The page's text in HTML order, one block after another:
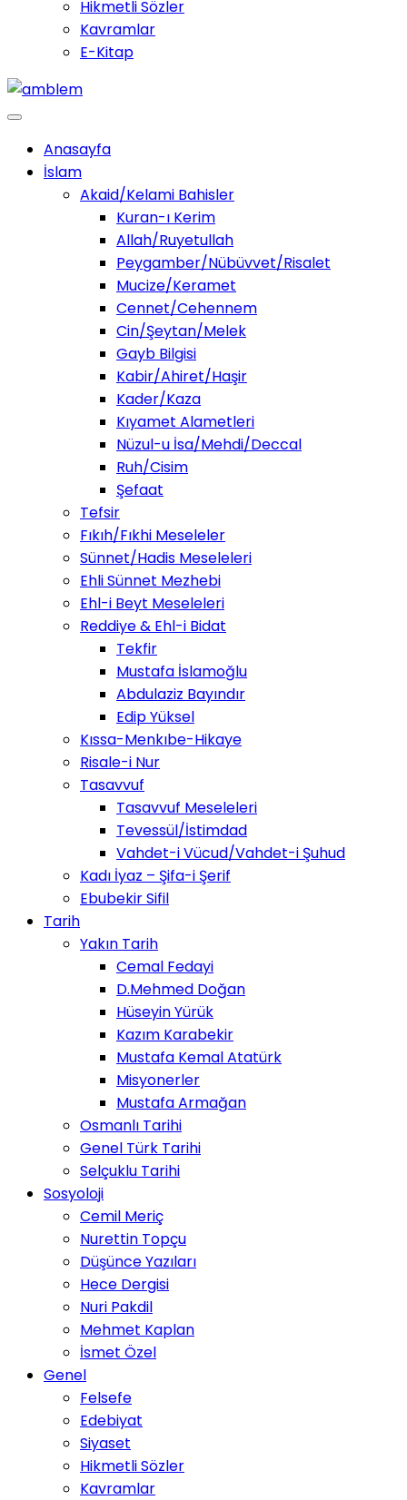
Hikmetli Sözler
Kavramlar
E-Kitap
Anasayfa
İslam
Akaid/Kelami Bahisler
Kuran-ı Kerim
Allah/Ruyetullah
Peygamber/Nübüvvet/Risalet
Mucize/Keramet
Cennet/Cehennem
Cin/Şeytan/Melek
Gayb Bilgisi
Kabir/Ahiret/Haşir
Kader/Kaza
Kıyamet Alametleri
Nüzul-u İsa/Mehdi/Deccal
Ruh/Cisim
Şefaat
Tefsir
Fıkıh/Fıkhi Meseleler
Sünnet/Hadis Meseleleri
Ehli Sünnet Mezhebi
Ehl-i Beyt Meseleleri
Reddiye & Ehl-i Bidat
Tekfir
Mustafa İslamoğlu
Abdulaziz Bayındır
Edip Yüksel
Kıssa-Menkıbe-Hikaye
Risale-i Nur
Tasavvuf
Tasavvuf Meseleleri
Tevessül/İstimdad
Vahdet-i Vücud/Vahdet-i Şuhud
Kadı İyaz – Şifa-i Şerif
Ebubekir Sifil
Tarih
Yakın Tarih
Cemal Fedayi
D.Mehmed Doğan
Hüseyin Yürük
Kazım Karabekir
Mustafa Kemal Atatürk
Misyonerler
Mustafa Armağan
Osmanlı Tarihi
Genel Türk Tarihi
Selçuklu Tarihi
Sosyoloji
Cemil Meriç
Nurettin Topçu
Düşünce Yazıları
Hece Dergisi
Nuri Pakdil
Mehmet Kaplan
İsmet Özel
Genel
Felsefe
Edebiyat
Siyaset
Hikmetli Sözler
Kavramlar